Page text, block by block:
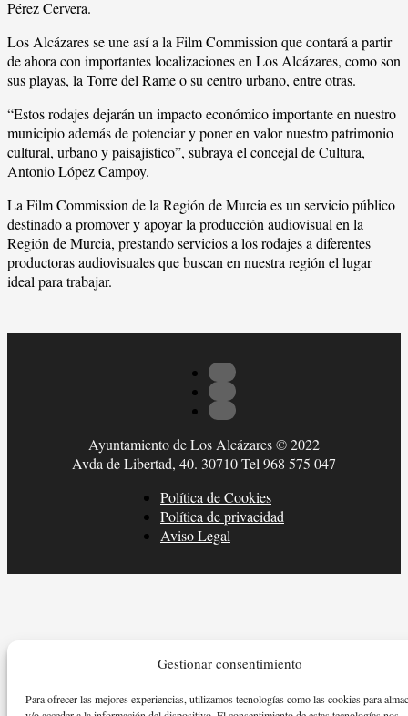
Gestionar consentimiento
Para ofrecer las mejores experiencias, utilizamos tecnologías como las cookies para
Pérez Cervera.
Los Alcázares se une así a la Film Commission que contará a partir
de ahora con importantes localizaciones en Los Alcázares, como son
sus playas, la Torre del Rame o su centro urbano, entre otras.
“Estos rodajes dejarán un impacto económico importante en nuestro
municipio además de potenciar y poner en valor nuestro patrimonio
cultural, urbano y paisajístico”, subraya el concejal de Cultura,
Antonio López Campoy.
La Film Commission de la Región de Murcia es un servicio público
destinado a promover y apoyar la producción audiovisual en la
Región de Murcia, prestando servicios a los rodajes a diferentes
productoras audiovisuales que buscan en nuestra región el lugar
ideal para trabajar.
Ayuntamiento de Los Alcázares © 2022
Avda de Libertad, 40. 30710 Tel 968 575 047
Política de Cookies
Política de privacidad
Aviso Legal